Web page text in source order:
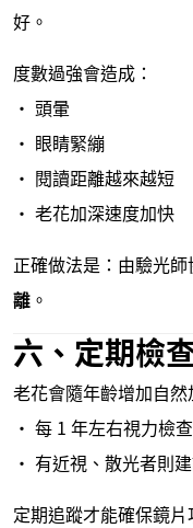
好。
度數過強會造成：
• 頭暈
• 眼睛緊繃
• 閱讀距離越來越短
• 老花加深速度加快
正確做法是：由驗光
離 。
六、定期檢
老花會隨年齡增加自然
• 每 1 年左右視力檢
• 有近視、散光者則
定期追蹤才能確保鏡